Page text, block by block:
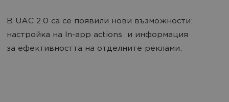
В UAC 2.0 са се появили нови възможности:
настройка на In-app actions и информация
за ефективността на отделните реклами.